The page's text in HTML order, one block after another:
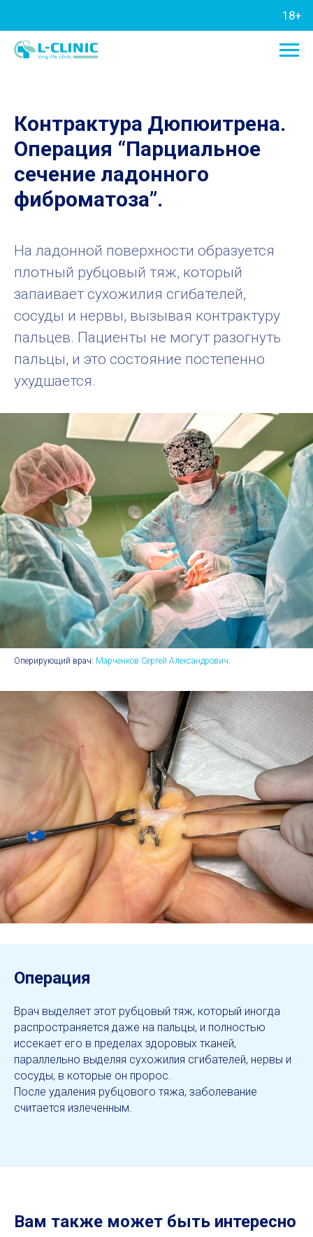
Контрактура Дюпюитрена.
Операция “Парциальное
сечение ладонного
фиброматоза”.
На ладонной поверхности образуется
плотный рубцовый тяж, который
запаивает сухожилия сгибателей,
сосуды и нервы, вызывая контрактуру
пальцев. Пациенты не могут разогнуть
пальцы, и это состояние постепенно
ухудшается.
Оперирующий врач: Марченков Сергей Александрович.
Операция
Врач выделяет этот рубцовый тяж, который иногда
распространяется даже на пальцы, и полностью
иссекает его в пределах здоровых тканей,
параллельно выделяя сухожилия сгибателей, нервы и
сосуды, в которые он пророс.
После удаления рубцового тяжа, заболевание
считается излеченным.
Вам также может быть интересно